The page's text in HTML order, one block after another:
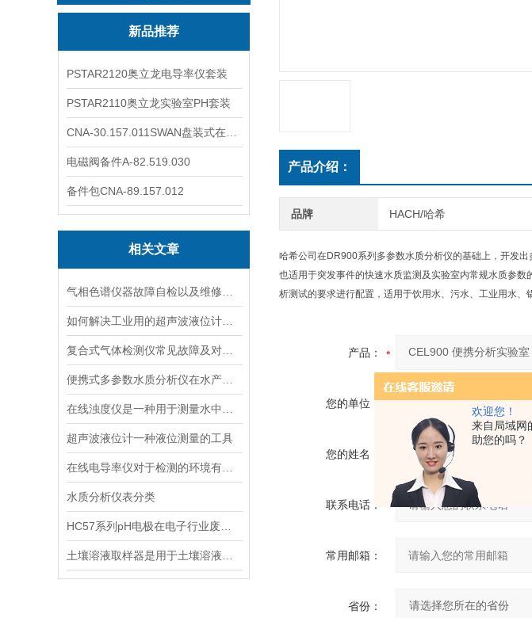
欢迎您！
来自局域网
助您的吗？
新品推荐
PSTAR2120奥立龙电导率仪套装
PSTAR2110奥立龙实验室PH套装
电磁阀备件A-82.519.030
备件包CNA-89.157.012
相关文章
超声波液位计一种液位测量的工具
水质分析仪表分类
产品介绍：
品牌 HACH/哈希
哈希公司在DR900系列多参数水质分析仪的基础上，开发
也适用于突发事件的快速水质监测及实验室内常规水质参
析测试的要求进行配置，适用于饮用水、污水、工业用水、
产品：
您的单位：
您的姓名：
联系电话：
常用邮箱：
省份：